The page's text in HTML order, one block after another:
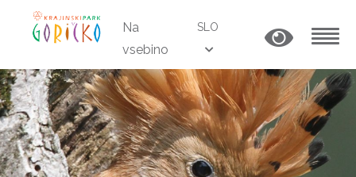
Na
vsebino
SLO